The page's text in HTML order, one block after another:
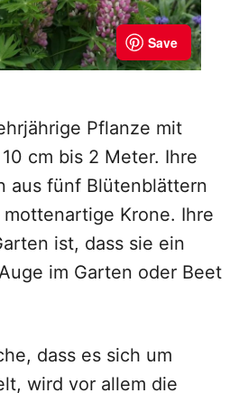
Pflanze mit
cm bis 2 Meter. Ihre
aus fünf Blütenblättern
Krone. Ihre
ist, dass sie ein
im Garten oder Beet
dass es sich um
wird vor allem die